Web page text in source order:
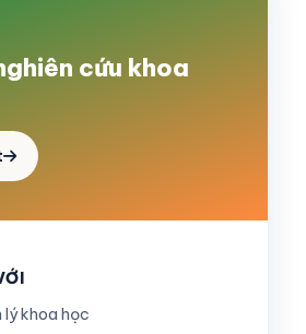
cứu khoa
lý khoa học